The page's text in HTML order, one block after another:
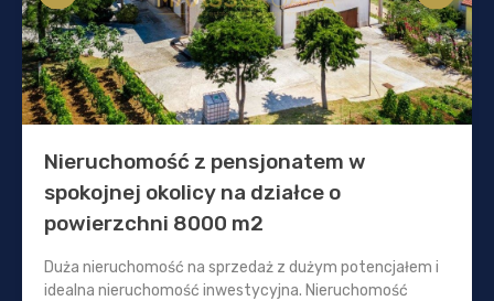
Nieruchomość z pensjonatem w
spokojnej okolicy na działce o
powierzchni 8000 m2
Duża nieruchomość na sprzedaż z dużym potencjałem i
idealna nieruchomość inwestycyjna. Nieruchomość